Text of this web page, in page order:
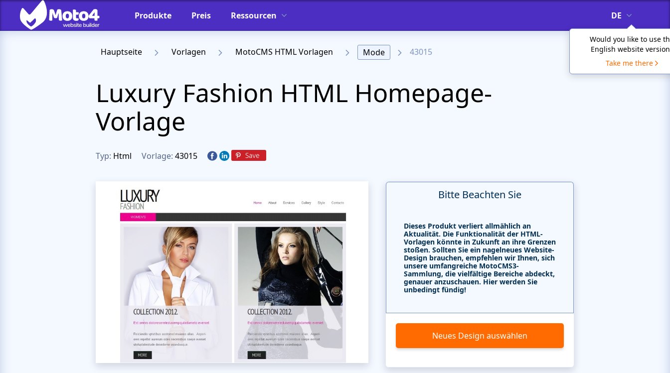
Produkte Preis Ressourcen DE
Would you like to use
English website
Take me there
Hauptseite Vorlagen MotoCMS HTML Vorlagen Mode 43015
Luxury Fashion HTML Homepage-
Vorlage
Typ: Html Vorlage: 43015
Bitte Beachten Sie
Dieses Produkt verliert allmählich an
Aktualität. Die Funktionalität der HTML-
Vorlagen könnte in Zukunft an ihre Grenzen
stoßen. Sollten Sie ein nagelneues Website-
Design brauchen, empfehlen wir Ihnen, sich
unsere umfangreiche MotoCMS3-
Sammlung, die vielfältige Bereiche abdeckt,
genauer anzuschauen. Hier werden Sie
unbedingt fündig!
Neues Design auswählen